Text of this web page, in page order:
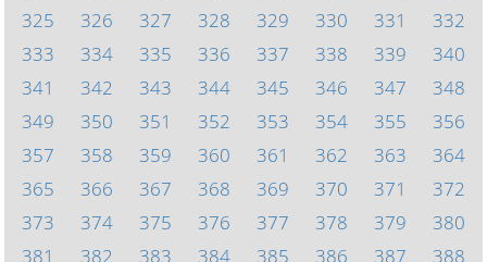
325
326 327 328 329 330 331
332
333
334 335 336 337 338 339
340
341
342 343 344 345 346 347
348
349
350 351 352 353 354 355
356
357
358 359 360 361 362 363
364
365
366 367 368 369 370 371
372
373
374 375 376 377 378 379
380
381
382 383 384 385 386 387 388